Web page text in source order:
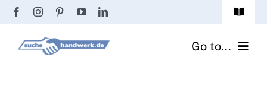
Zum
springen
Toggle
Passwort vergessen? Go to...